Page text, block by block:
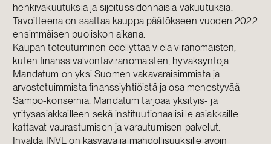
henkivakuutuksia ja sijoitussidonnaisia vakuutuksia.
Tavoitteena on saattaa kauppa päätökseen vuoden 2022
ensimmäisen puoliskon aikana.
Kaupan toteutuminen edellyttää vielä viranomaisten,
kuten finanssivalvontaviranomaisten, hyväksyntöjä.
Mandatum on yksi Suomen vakavaraisimmista ja
arvostetuimmista finanssiyhtiöistä ja osa menestyvää
Sampo-konsernia. Mandatum tarjoaa yksityis- ja
yritysasiakkailleen sekä instituutionaalisille asiakkaille
kattavat vaurastumisen ja varautumisen palvelut.
Invalda INVL on kasvava ja mahdollisuuksille avoin